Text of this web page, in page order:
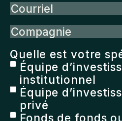
du
Courriel
Compagnie
Quelle est votre
Équipe
institutionnel
Équipe
privé
Fonds de fonds